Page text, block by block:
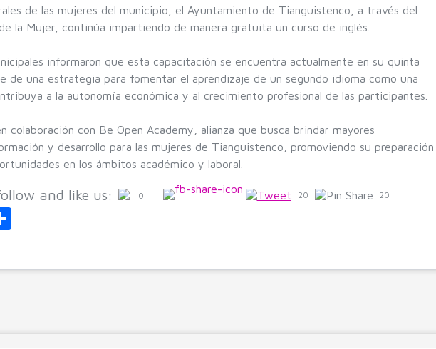
de las mujeres del municipio, el Ayuntamiento de Tianguistenco, a través del
la Mujer, continúa impartiendo de manera gratuita un curso de inglés.
informaron que esta capacitación se encuentra actualmente en su quinta
de una estrategia para fomentar el aprendizaje de un segundo idioma como una
a la autonomía económica y al crecimiento profesional de las participantes.
colaboración con Be Open Academy, alianza que busca brindar mayores
y desarrollo para las mujeres de Tianguistenco, promoviendo su
en los ámbitos académico y laboral.
and like us: 0 20 20
m